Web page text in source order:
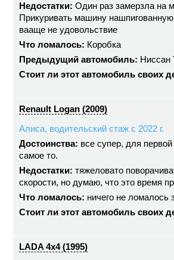
Недостатки: Один раз замерзла на
Прикуривать машину нашпигованную
вааще не удовольствие
Что ломалось: Коробка
Предыдущий автомобиль: Ниссан
Стоит ли этот автомобиль своих
Renault Logan (2009)
Алиса, водительский стаж с 2022 г.
Достоинства: все супер, для
самое то.
Недостатки: тяжеловато
скорости, но думаю, что это время
Что ломалось: ничего не ломалось
Стоит ли этот автомобиль своих
LADA 4x4 (1995)